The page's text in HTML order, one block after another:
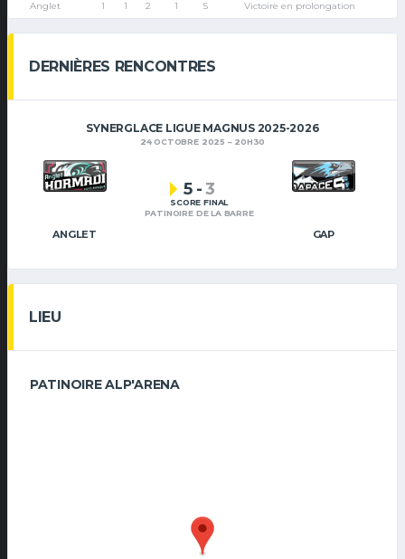
Anglet 1 1 2 1 5 Victoire en prolongation
DERNIÈRES RENCONTRES
SYNERGLACE LIGUE MAGNUS 2025-2026
24 OCTOBRE 2025 20H30
ANGLET GAP
5 -3
SCORE FINAL
PATINOIRE DE LA BARRE
LIEU
PATINOIRE ALP'ARENA